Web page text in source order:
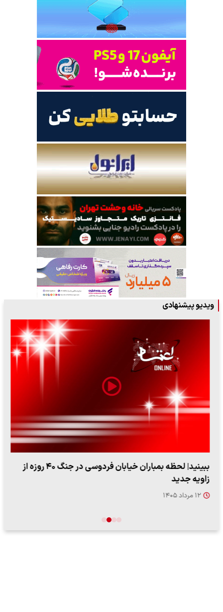
ویدیو پیشنهادی
ببینید| لحظه بمباران خیابان فردوسی در جنگ ۴۰ روزه از
زاویه جدید
۱۲ مرداد ۱۴۰۵